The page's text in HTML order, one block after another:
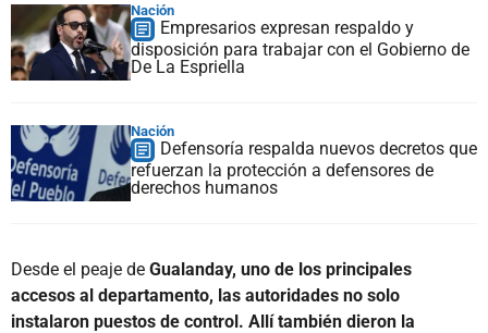
Nación
Empresarios expresan respaldo y
disposición para trabajar con el Gobierno de
De La Espriella
Nación
Defensoría respalda nuevos decretos que
refuerzan la protección a defensores de
derechos humanos
Desde el peaje de Gualanday, uno de los principales
accesos al departamento, las autoridades no solo
instalaron puestos de control. Allí también dieron la